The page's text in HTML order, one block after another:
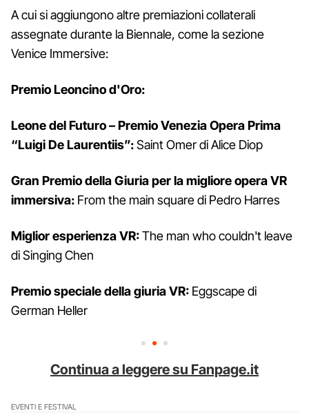
A cui si aggiungono altre premiazioni collaterali
assegnate durante la Biennale, come la sezione
Venice Immersive:
Premio Leoncino d'Oro:
Leone del Futuro – Premio Venezia Opera Prima
“Luigi De Laurentiis”:Saint Omer di Alice Diop
Gran Premio della Giuria per la migliore opera VR
immersiva: From the main square di Pedro Harres
Miglior esperienza VR:The man who couldn't leave
di Singing Chen
Premio speciale della giuria VR: Eggscape di
German Heller
Continua a leggere su Fanpage.it
EVENTI E FESTIVAL